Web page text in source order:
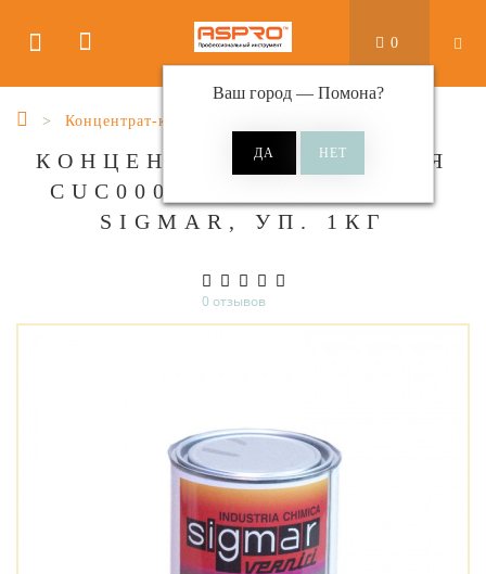
Ваш город — Помона?
0
Концентрат-красителя
КОНЦЕНТРАТ КРАСИТЕЛЯ
CUC0001 (ОРАНЖЕВЫЙ)
SIGMAR, УП. 1КГ
0 отзывов